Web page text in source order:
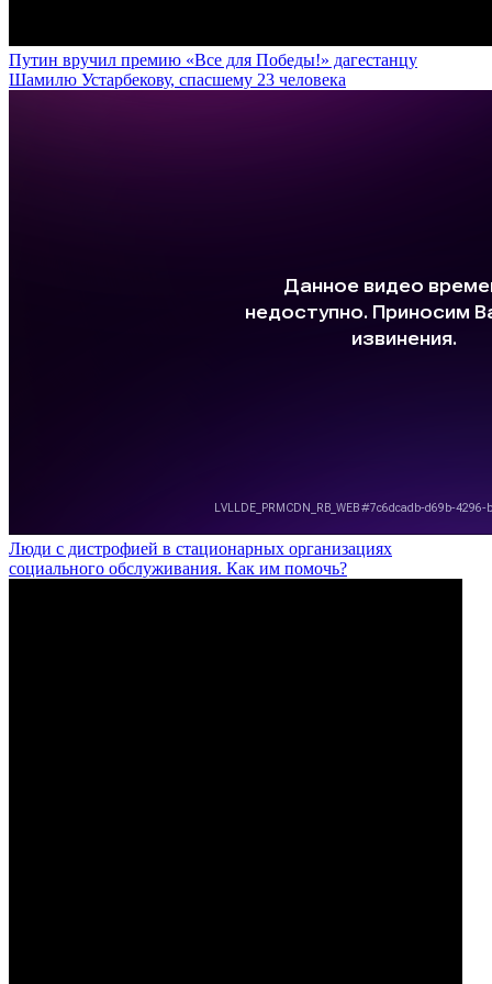
Путин вручил премию «Все для Победы!» дагестанцу
Шамилю Устарбекову, спасшему 23 человека
Люди с дистрофией в стационарных организациях
социального обслуживания. Как им помочь?